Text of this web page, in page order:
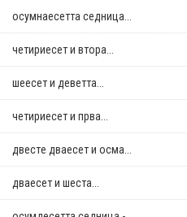
осумнaесетта седница...
четириесет и втора...
шеесет и деветта...
четириесет и прва...
двестe дваесет и осма...
дваесет и шеста...